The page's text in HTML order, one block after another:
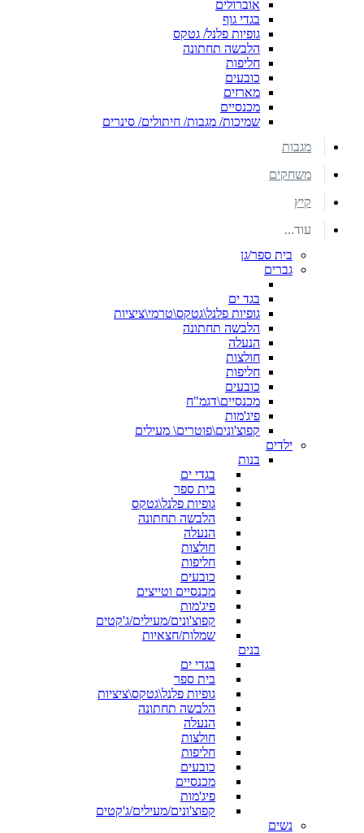
אוברולים
בגדי גוף
גופיות פלנל/ גטקס
הלבשה תחתונה
חליפות
כובעים
מארזים
מכנסיים
שמיכות/ מגבות/ חיתולים/ סינרים
מגבות
משחקים
קיץ
עוד...
בית ספר/גן
גברים
בגד ים
גופיות פלנל\גטקס\טרמי\ציציות
הלבשה תחתונה
הנעלה
חולצות
חליפות
כובעים
מכנסיים\דגמ"ח
פיג'מות
קפוצ'ונים\פוטרים\ מעילים
ילדים
בנות
בגדי ים
בית ספר
גופיות פלנל\גטקס
הלבשה תחתונה
הנעלה
חולצות
חליפות
כובעים
מכנסיים וטייצים
פיג'מות
קפוצ'ונים/מעילים/ג'קטים
שמלות/חצאיות
בנים
בגדי ים
בית ספר
גופיות פלנל\גטקס\ציציות
הלבשה תחתונה
הנעלה
חולצות
חליפות
כובעים
מכנסיים
פיג'מות
קפוצ'ונים/מעילים/ג'קטים
נשים